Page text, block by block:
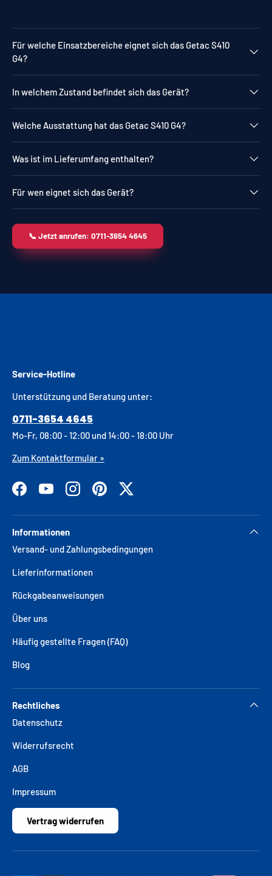
Für welche Einsatzbereiche eignet sich das Getac S410
G4?
In welchem Zustand befindet sich das Gerät?
Welche Ausstattung hat das Getac S410 G4?
Was ist im Lieferumfang enthalten?
Für wen eignet sich das Gerät?
📞 Jetzt anrufen: 0711-3654 4645
Service-Hotline
Unterstützung und Beratung unter:
0711-3654 4645
Mo-Fr, 08:00 - 12:00 und 14:00 - 18:00 Uhr
Zum Kontaktformular »
FacebookYouTubeInstagramPinterestTwitter
Informationen
Versand- und Zahlungsbedingungen
Lieferinformationen
Rückgabeanweisungen
Über uns
Häufig gestellte Fragen (FAQ)
Blog
Rechtliches
Datenschutz
Widerrufsrecht
AGB
Impressum
Vertrag widerrufen